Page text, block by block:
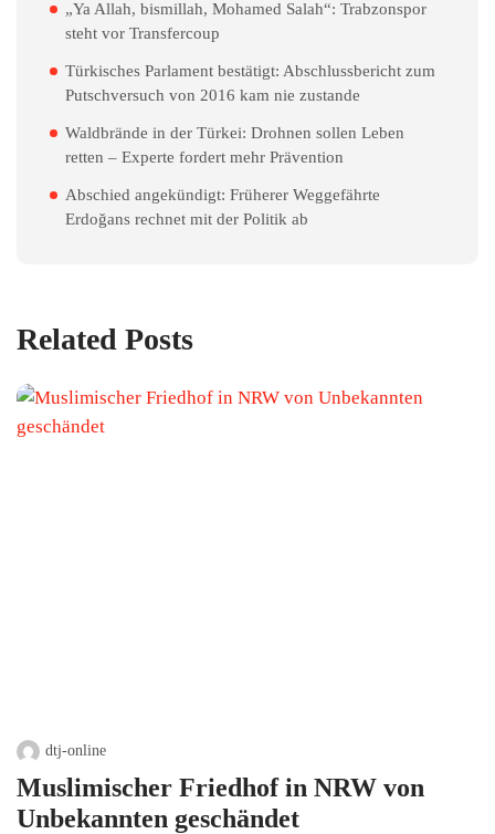
„Ya Allah, bismillah, Mohamed Salah“: Trabzonspor
steht vor Transfercoup
Türkisches Parlament bestätigt: Abschlussbericht zum
Putschversuch von 2016 kam nie zustande
Waldbrände in der Türkei: Drohnen sollen Leben
retten – Experte fordert mehr Prävention
Abschied angekündigt: Früherer Weggefährte
Erdoğans rechnet mit der Politik ab
Related Posts
dtj-online
Muslimischer Friedhof in NRW von
Unbekannten geschändet